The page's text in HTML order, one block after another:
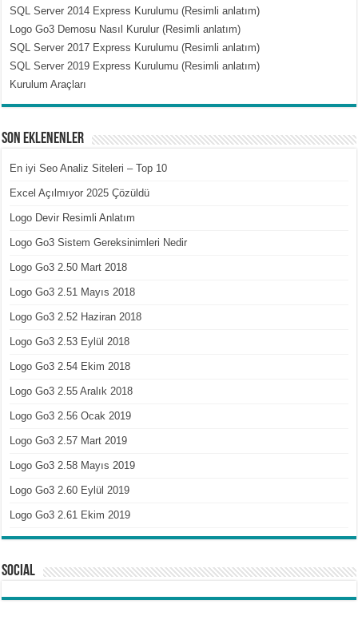
SQL Server 2014 Express Kurulumu (Resimli anlatım)
Logo Go3 Demosu Nasıl Kurulur (Resimli anlatım)
SQL Server 2017 Express Kurulumu (Resimli anlatım)
SQL Server 2019 Express Kurulumu (Resimli anlatım)
Kurulum Araçları
Son Eklenenler
En iyi Seo Analiz Siteleri – Top 10
Excel Açılmıyor 2025 Çözüldü
Logo Devir Resimli Anlatım
Logo Go3 Sistem Gereksinimleri Nedir
Logo Go3 2.50 Mart 2018
Logo Go3 2.51 Mayıs 2018
Logo Go3 2.52 Haziran 2018
Logo Go3 2.53 Eylül 2018
Logo Go3 2.54 Ekim 2018
Logo Go3 2.55 Aralık 2018
Logo Go3 2.56 Ocak 2019
Logo Go3 2.57 Mart 2019
Logo Go3 2.58 Mayıs 2019
Logo Go3 2.60 Eylül 2019
Logo Go3 2.61 Ekim 2019
Social